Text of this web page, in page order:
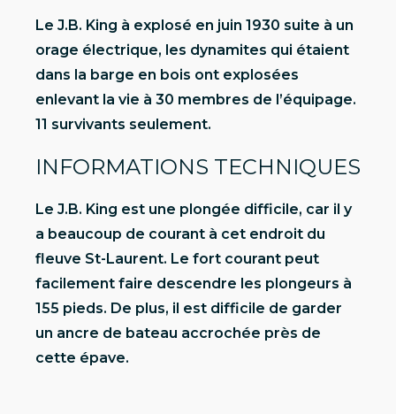
Le J.B. King à explosé en juin 1930 suite à un
orage électrique, les dynamites qui étaient
dans la barge en bois ont explosées
enlevant la vie à 30 membres de l’équipage.
11 survivants seulement.
INFORMATIONS TECHNIQUES
Le J.B. King est une plongée difficile, car il y
a beaucoup de courant à cet endroit du
fleuve St-Laurent. Le fort courant peut
facilement faire descendre les plongeurs à
155 pieds. De plus, il est difficile de garder
un ancre de bateau accrochée près de
cette épave.